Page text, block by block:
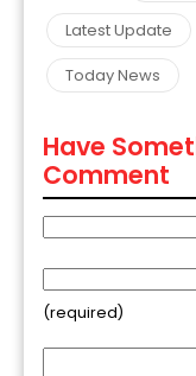
Latest Update
Today News
Have
Comment
(required)